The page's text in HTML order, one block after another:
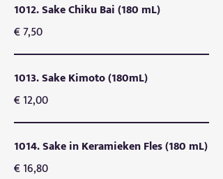
1012. Sake Chiku Bai (180 mL)
€ 7,50
1013. Sake Kimoto (180mL)
€ 12,00
1014. Sake in Keramieken Fles (180 mL)
€ 16,80